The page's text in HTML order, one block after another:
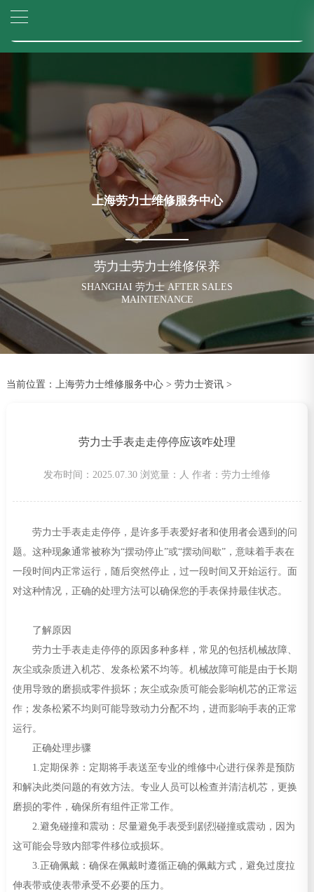
2026年6月劳力士售后服务中心最新网点地址：
节假日正常营业！
上海劳力士维修服务中心
劳力士劳力士维修保养
SHANGHAI 劳力士 AFTER SALES
MAINTENANCE
当前位置： 上海劳力士维修服务中心> 劳力士资讯>
劳力士手表走走停停应该咋处理
发布时间：2025.07.30 浏览量： 人 作者：劳力士维修
劳力士手表走走停停，是许多手表爱好者和使用者会遇到的问
题。这种现象通常被称为“摆动停止”或“摆动间歇”，意味着手表在
一段时间内正常运行，随后突然停止，过一段时间又开始运行。面
对这种情况，正确的处理方法可以确保您的手表保持最佳状态。
了解原因
劳力士手表走走停停的原因多种多样，常见的包括机械故障、
灰尘或杂质进入机芯、发条松紧不均等。机械故障可能是由于长期
使用导致的磨损或零件损坏；灰尘或杂质可能会影响机芯的正常运
作；发条松紧不均则可能导致动力分配不均，进而影响手表的正常
运行。
正确处理步骤
1.定期保养：定期将手表送至专业的维修中心进行保养是预防
和解决此类问题的有效方法。专业人员可以检查并清洁机芯，更换
磨损的零件，确保所有组件正常工作。
2.避免碰撞和震动：尽量避免手表受到剧烈碰撞或震动，因为
这可能会导致内部零件移位或损坏。
3.正确佩戴：确保在佩戴时遵循正确的佩戴方式，避免过度拉
伸表带或使表带承受不必要的压力。